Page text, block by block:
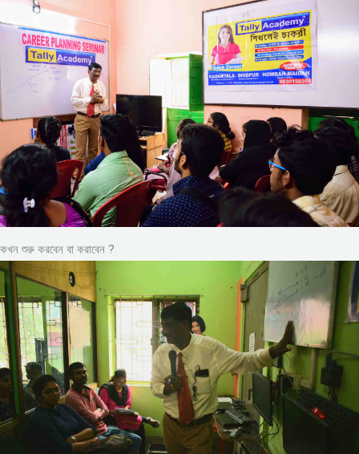
কখন শুরু করবেন বা করাবেন ?